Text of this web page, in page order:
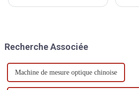
Recherche Associée
Machine de mesure optique chinoise